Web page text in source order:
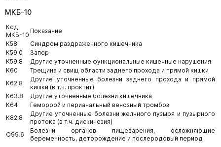
МКБ-10
Код
МКБ-10
Показание
K58
Синдром раздраженного кишечника
K59.0
Запор
K59.8
Другие уточненные функциональные кишечные нарушения
K60
Трещина и свищ области заднего прохода и прямой кишки
K62.8
Другие уточненные болезни заднего прохода и прямой
кишки (в т.ч. проктит)
K63.8
Другие уточненные болезни кишечника
K64
Геморрой и перианальный венозный тромбоз
K82.8
Другие уточненные болезни желчного пузыря и пузырного
протока (в т.ч. дискинезия)
O99.6
Болезни органов пищеварения, осложняющие
беременность, деторождение и послеродовый период